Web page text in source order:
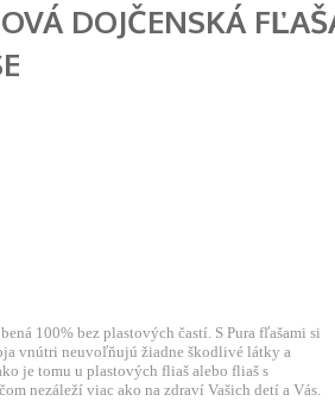
DOJČENSKÁ
100% bez plastových častí. S Pura fľašami si
vnútri neuvoľňujú žiadne škodlivé látky a
je tomu u plastových fliaš alebo fliaš s
nezáleží viac ako na zdraví Vašich detí a Vás.